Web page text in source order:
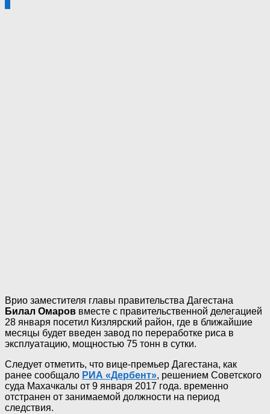
Врио заместителя главы правительства Дагестана
Билал Омаров вместе с правительственной делегацией
28 января посетил Кизлярский район, где в ближайшие
месяцы будет введен завод по переработке риса в
эксплуатацию, мощностью 75 тонн в сутки.
Следует отметить, что вице-премьер Дагестана, как
ранее сообщало РИА «Дербент», решением Советского
суда Махачкалы от 9 января 2017 года. временно
отстранен от занимаемой должности на период
следствия.